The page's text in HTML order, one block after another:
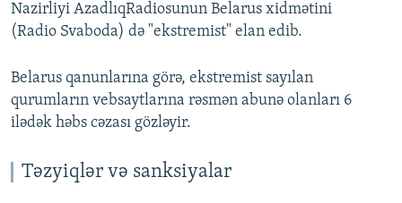
Nazirliyi AzadlıqRadiosunun Belarus xidmətini
(Radio Svaboda) də "ekstremist" elan edib.
Belarus qanunlarına görə, ekstremist sayılan
qurumların vebsaytlarına rəsmən abunə olanları 6
ilədək həbs cəzası gözləyir.
Təzyiqlər və sanksiyalar